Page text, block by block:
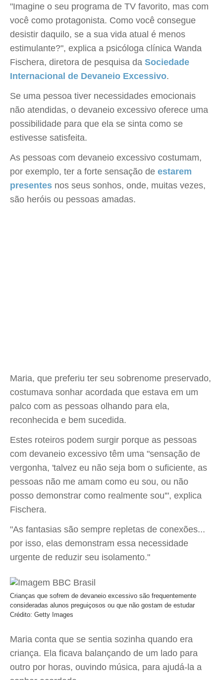
"Imagine o seu programa de TV favorito, mas com
você como protagonista. Como você consegue
desistir daquilo, se a sua vida atual é menos
estimulante?", explica a psicóloga clínica Wanda
Fischera, diretora de pesquisa da Sociedade
Internacional de Devaneio Excessivo.
Se uma pessoa tiver necessidades emocionais
não atendidas, o devaneio excessivo oferece uma
possibilidade para que ela se sinta como se
estivesse satisfeita.
As pessoas com devaneio excessivo costumam,
por exemplo, ter a forte sensação de estarem
presentes nos seus sonhos, onde, muitas vezes,
são heróis ou pessoas amadas.
Maria, que preferiu ter seu sobrenome preservado,
costumava sonhar acordada que estava em um
palco com as pessoas olhando para ela,
reconhecida e bem sucedida.
Estes roteiros podem surgir porque as pessoas
com devaneio excessivo têm uma "sensação de
vergonha, 'talvez eu não seja bom o suficiente, as
pessoas não me amam como eu sou, ou não
posso demonstrar como realmente sou'", explica
Fischera.
"As fantasias são sempre repletas de conexões...
por isso, elas demonstram essa necessidade
urgente de reduzir seu isolamento."
Crianças que sofrem de devaneio excessivo são frequentemente
consideradas alunos preguiçosos ou que não gostam de estudar
Crédito: Getty Images
Maria conta que se sentia sozinha quando era
criança. Ela ficava balançando de um lado para
outro por horas, ouvindo música, para ajudá-la a